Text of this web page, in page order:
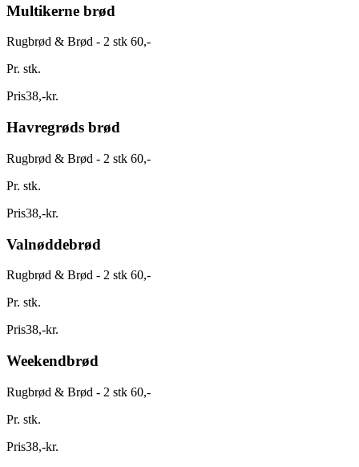
Multikerne brød
Rugbrød & Brød - 2 stk 60,-
Pr. stk.
Pris38,-kr.
Havregrøds brød
Rugbrød & Brød - 2 stk 60,-
Pr. stk.
Pris38,-kr.
Valnøddebrød
Rugbrød & Brød - 2 stk 60,-
Pr. stk.
Pris38,-kr.
Weekendbrød
Rugbrød & Brød - 2 stk 60,-
Pr. stk.
Pris38,-kr.